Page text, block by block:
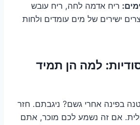
ריח אדמה לחה, ריח עובש
ישירים של מים עומדים ולחות
למה הן תמיד
בפינה אחרי גשם? ניגבתם. חזר
אם זה נשמע לכם מוכר, אתם